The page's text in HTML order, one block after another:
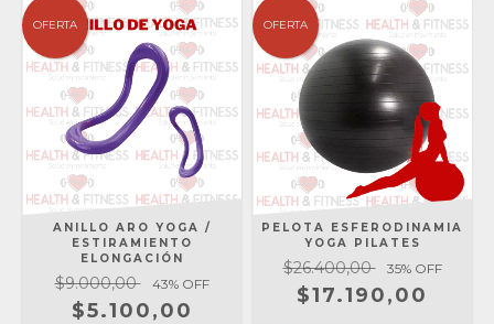
OFERTA
ANILLO ARO YOGA /
ESTIRAMIENTO
ELONGACIÓN
$9.000,00 43% OFF
$5.100,00
OFERTA
PELOTA ESFERODINAMIA
YOGA PILATES
$26.400,00 35% OFF
$17.190,00